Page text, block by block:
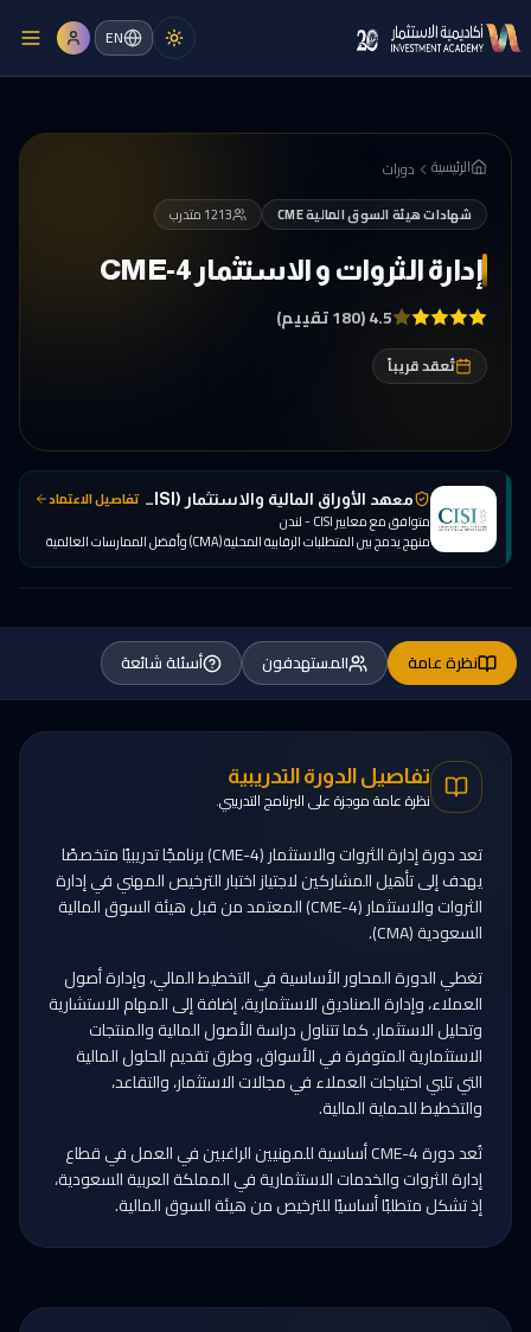
EN
الرئيسية دورات
شهادات هيئة السوق المالية CME 1213 متدرب
إدارة الثروات و الاستثمار CME-4
4.5(180 تقييم)
تُعقد قريباً
معهد الأوراق المالية والاستثمار (CISI) تفاصيل الاعتماد
متوافق مع معايير CISI - لندن
منهج يدمج بين المتطلبات الرقابية المحلية (CMA) وأفضل الممارسات العالمية
نظرة عامة المستهدفون أسئلة شائعة
تفاصيل الدورة التدريبية
نظرة عامة موجزة على البرنامج التدريبي.
تعد دورة إدارة الثروات والاستثمار (CME-4) برنامجًا تدريبيًا متخصصًا
يهدف إلى تأهيل المشاركين لاجتياز اختبار الترخيص المهني في إدارة
الثروات والاستثمار (CME-4) المعتمد من قبل هيئة السوق المالية
السعودية (CMA).
تغطي الدورة المحاور الأساسية في التخطيط المالي، وإدارة أصول
العملاء، وإدارة الصناديق الاستثمارية، إضافة إلى المهام الاستشارية
وتحليل الاستثمار. كما تتناول دراسة الأصول المالية والمنتجات
الاستثمارية المتوفرة في الأسواق، وطرق تقديم الحلول المالية
التي تلبي احتياجات العملاء في مجالات الاستثمار، والتقاعد،
والتخطيط للحماية المالية.
تُعد دورة CME-4 أساسية للمهنيين الراغبين في العمل في قطاع
إدارة الثروات والخدمات الاستثمارية في المملكة العربية السعودية،
إذ تشكل متطلبًا أساسيًا للترخيص من هيئة السوق المالية.